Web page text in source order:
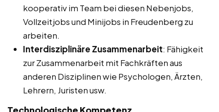
kooperativ im Team bei diesen Nebenjobs,
Vollzeitjobs und Minijobs in Freudenberg zu
arbeiten.
Interdisziplinäre Zusammenarbeit: Fähigkeit
zur Zusammenarbeit mit Fachkräften aus
anderen Disziplinen wie Psychologen, Ärzten,
Lehrern, Juristen usw.